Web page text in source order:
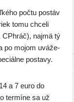
počtu postáv
tomu chce­li
CPhráč), naj­mä tý
po mojom uvá­že­
postavy.
a 7 euro do
ter­mí­ne sa už